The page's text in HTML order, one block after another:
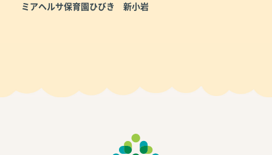
ミアヘルサ保育園ひびき 新小岩